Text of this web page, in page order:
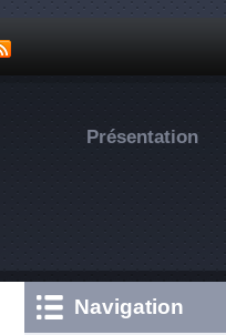
Présentation
Navigation